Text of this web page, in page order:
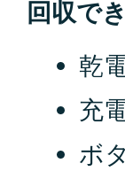
回収で
乾
充
ボ